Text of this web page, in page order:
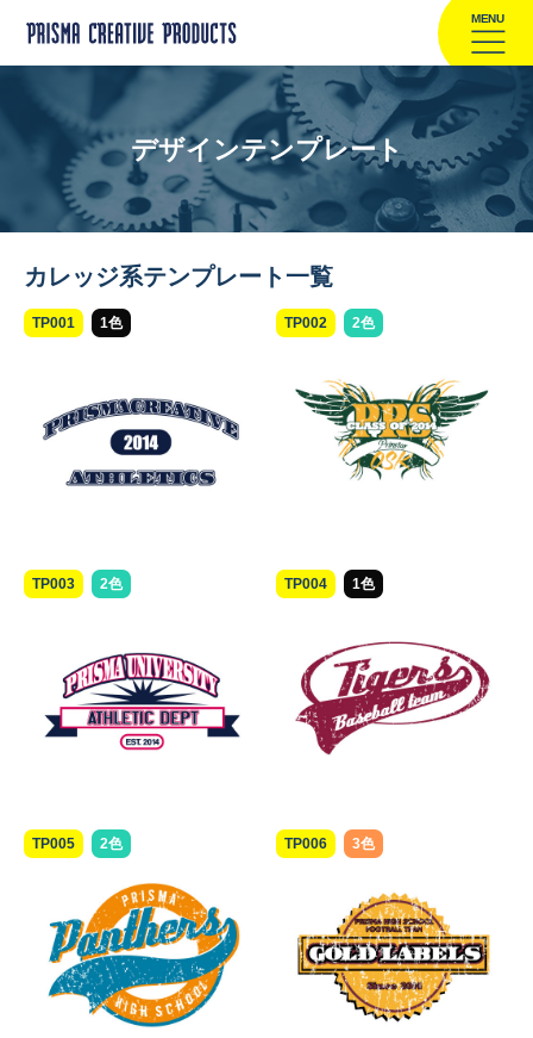
MENU
デザインテンプレート
カレッジ系テンプレート一覧
TP001 1色 TP002 2色
TP003 2色 TP004 1色
TP005 2色 TP006 3色